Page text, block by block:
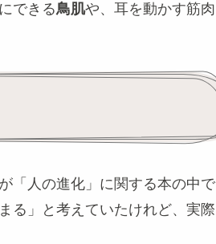
できる鳥肌や、耳を動かす筋肉
が「人の進化」に関する本の中で
る」と考えていたけれど、実際